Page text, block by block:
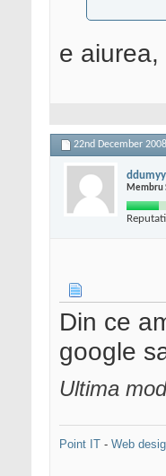
e
22nd December
ddumyy
Membru
Din ce
google
Ultima
Point IT - Web